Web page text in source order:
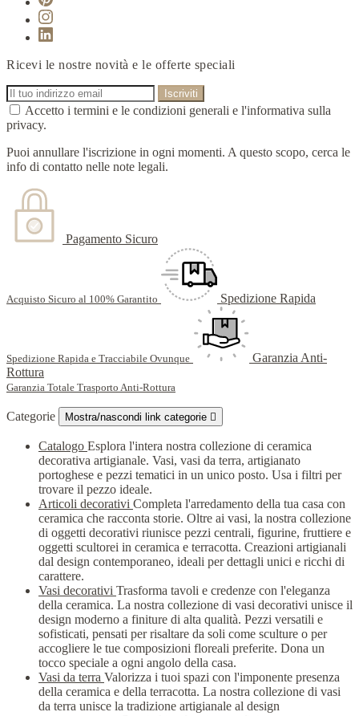
Ricevi le nostre novità e le offerte speciali
Accetto i termini e le condizioni generali e l'informativa sulla
privacy.
Puoi annullare l'iscrizione in ogni momenti. A questo scopo, cerca le
info di contatto nelle note legali.
Pagamento Sicuro
Acquisto Sicuro al 100% Garantito Spedizione Rapida
Spedizione Rapida e Tracciabile Ovunque
Garanzia Anti-
Rottura
Garanzia Totale Trasporto Anti-Rottura
Categorie Mostra/nascondi link categorie 
Catalogo Esplora l'intera nostra collezione di ceramica
decorativa artigianale. Vasi, vasi da terra, artigianato
portoghese e pezzi tematici in un unico posto. Usa i filtri per
trovare il pezzo ideale.
Articoli decorativi Completa l'arredamento della tua casa con
ceramica che racconta storie. Oltre ai vasi, la nostra collezione
di oggetti decorativi riunisce pezzi centrali, figurine, fruttiere e
oggetti scultorei in ceramica e terracotta. Creazioni artigianali
dal design contemporaneo, ideali per dettagli unici e ricchi di
carattere.
Vasi decorativi Trasforma tavoli e credenze con l'eleganza
della ceramica. La nostra collezione di vasi decorativi unisce il
design moderno a finiture di alta qualità. Pezzi versatili e
sofisticati, pensati per risaltare da soli come sculture o per
accogliere le tue composizioni floreali preferite. Dona un
tocco speciale a ogni angolo della casa.
Vasi da terra Valorizza i tuoi spazi con l'imponente presenza
della ceramica e della terracotta. La nostra collezione di vasi
da terra unisce la tradizione artigianale al design